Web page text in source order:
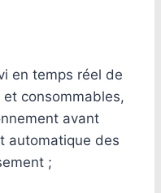
en temps réel de
consommables,
avant
automatique des
;